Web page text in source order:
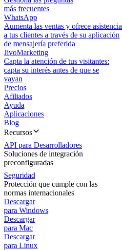
más frecuentes
WhatsApp
Aumenta las ventas y ofrece asistencia
a tus clientes a través de su aplicación
de mensajería preferida
JivoMarketing
Capta la atención de tus visitantes:
capta su interés antes de que se
vayan
Precios
Afiliados
Ayuda
Aplicaciones
Blog
Recursos
API para Desarrolladores
Soluciones de integración
preconfiguradas
Seguridad
Protección que cumple con las
normas internacionales
Descargar
para Windows
Descargar
para Mac
Descargar
para Linux